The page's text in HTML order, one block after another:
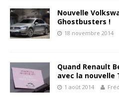
Nouvelle
Ghostbusters !
18 novembre 2014
Quand Renault
avec la nouvelle
1 août 2014